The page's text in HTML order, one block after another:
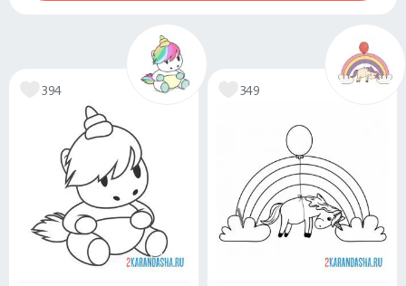
394 349